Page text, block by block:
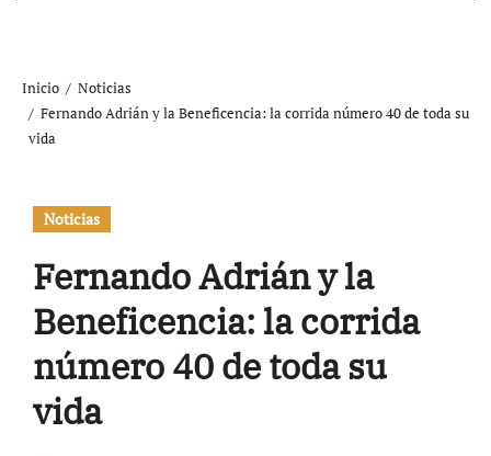
Inicio
Noticias
Fernando Adrián y la Beneficencia: la corrida número 40 de toda su
vida
Noticias
Fernando Adrián y la
Beneficencia: la corrida
número 40 de toda su
vida